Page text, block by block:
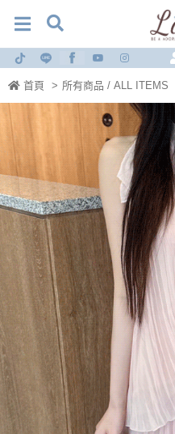
首頁 > 所有商品 / ALL ITEMS